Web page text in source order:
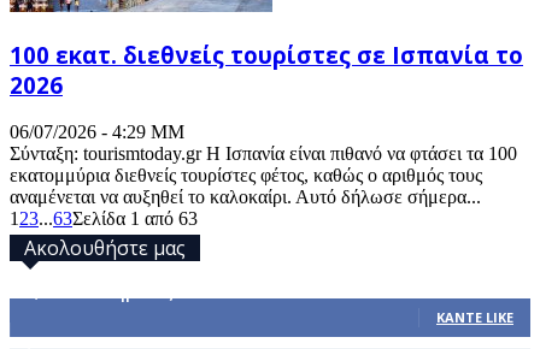
100 εκατ. διεθνείς τουρίστες σε Ισπανία το
2026
06/07/2026 - 4:29 ΜΜ
Σύνταξη: tourismtoday.gr Η Ισπανία είναι πιθανό να φτάσει τα 100
εκατομμύρια διεθνείς τουρίστες φέτος, καθώς ο αριθμός τους
αναμένεται να αυξηθεί το καλοκαίρι. Αυτό δήλωσε σήμερα...
1 23...63Σελίδα 1 από 63
Ακολουθήστε μας
ΚΆΝΤΕ LIKE